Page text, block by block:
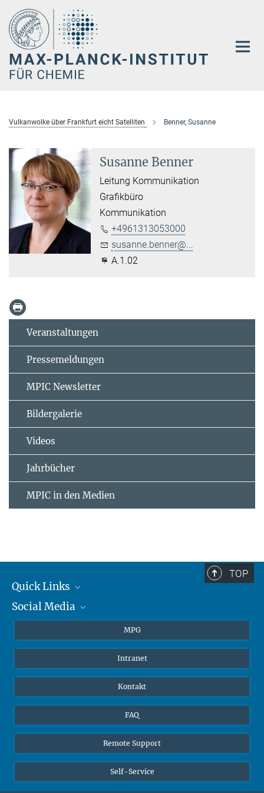
Hauptinhalt
Vulkanwolke über Frankfurt eicht Satelliten Benner, Susanne
Susanne Benner
Leitung Kommunikation
Grafikbüro
Kommunikation
+4961313053000
susanne.benner@...
A.1.02
Veranstaltungen
Pressemeldungen
MPIC Newsletter
Bildergalerie
Videos
Jahrbücher
MPIC in den Medien
TOP
Quick Links
Journalisten
Social Media
Instagram
YouTube
MPG
Intranet
Kontakt
FAQ
Remote Support
Self-Service